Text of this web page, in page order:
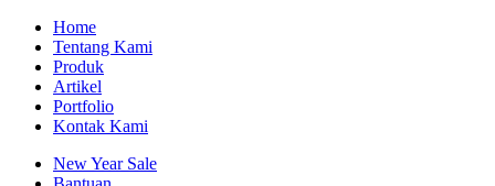
Home
Tentang Kami
Produk
Artikel
Portfolio
Kontak Kami
New Year Sale